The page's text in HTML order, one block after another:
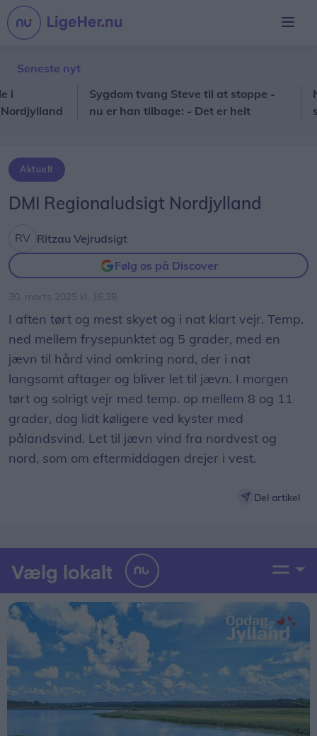
Seneste nyt
Sygdom tvang Steve til at stoppe -
nu er han tilbage: - Det er helt
Aktuelt
DMI Regionaludsigt Nordjylland
Ritzau Vejrudsigt
Følg os på Discover
30. marts 2025 kl. 16.38
I aften tørt og mest skyet og i nat klart vejr. Temp.
ned mellem frysepunktet og 5 grader, med en
jævn til hård vind omkring nord, der i nat
langsomt aftager og bliver let til jævn. I morgen
tørt og solrigt vejr med temp. op mellem 8 og 11
grader, dog lidt køligere ved kyster med
pålandsvind. Let til jævn vind fra nordvest og
nord, som om eftermiddagen drejer i vest.
Del artikel